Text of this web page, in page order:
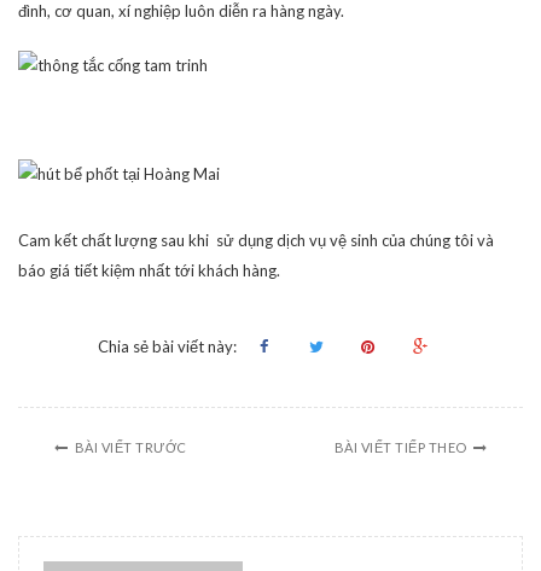
đình, cơ quan, xí nghiệp luôn diễn ra hàng ngày.
Cam kết chất lượng sau khi sử dụng dịch vụ vệ sinh của chúng tôi và
báo giá tiết kiệm nhất tới khách hàng.
Chia sẻ bài viết này:
BÀI VIẾT TRƯỚC BÀI VIẾT TIẾP THEO